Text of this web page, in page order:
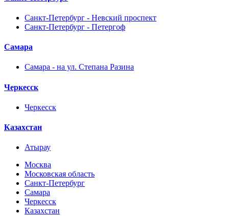
Санкт-Петербург - Невский проспект
Санкт-Петербург - Петергоф
Самара
Самара - на ул. Степана Разина
Черкесск
Черкесск
Казахстан
Атырау
Москва
Московская область
Санкт-Петербург
Самара
Черкесск
Казахстан